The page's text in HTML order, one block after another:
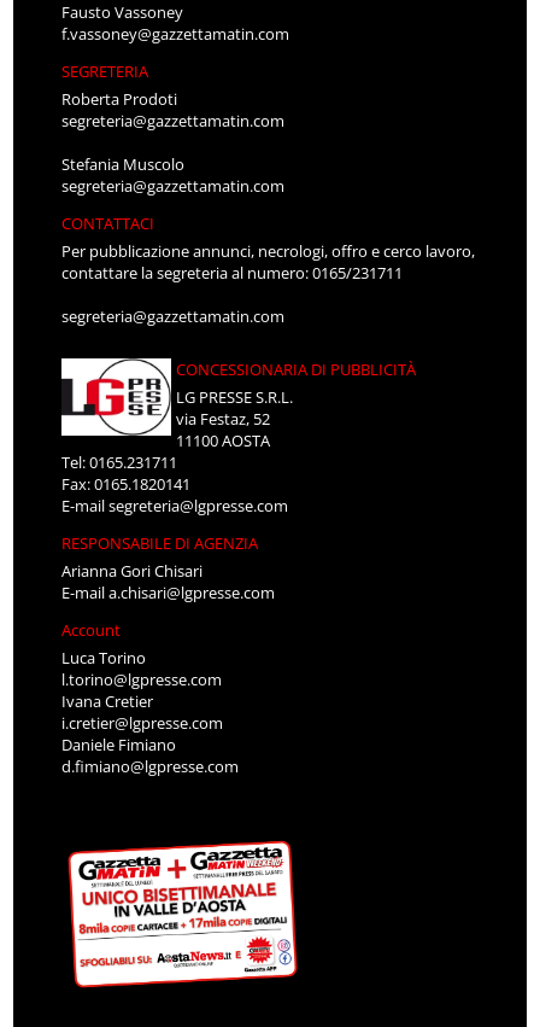
Fausto Vassoney
f.vassoney@gazzettamatin.com
SEGRETERIA
Roberta Prodoti
segreteria@gazzettamatin.com
Stefania Muscolo
segreteria@gazzettamatin.com
CONTATTACI
Per pubblicazione annunci, necrologi, offro e cerco lavoro,
contattare la segreteria al numero: 0165/231711
segreteria@gazzettamatin.com
CONCESSIONARIA DI PUBBLICITÀ
LG PRESSE S.R.L.
via Festaz, 52
11100 AOSTA
Tel: 0165.231711
Fax: 0165.1820141
E-mailsegreteria@lgpresse.com
RESPONSABILE DI AGENZIA
Arianna Gori Chisari
E-maila.chisari@lgpresse.com
Account
Luca Torino
l.torino@lgpresse.com
Ivana Cretier
i.cretier@lgpresse.com
Daniele Fimiano
d.fimiano@lgpresse.com